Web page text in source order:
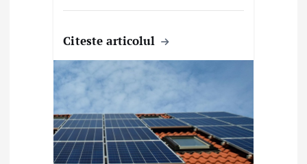
Citeste articolul